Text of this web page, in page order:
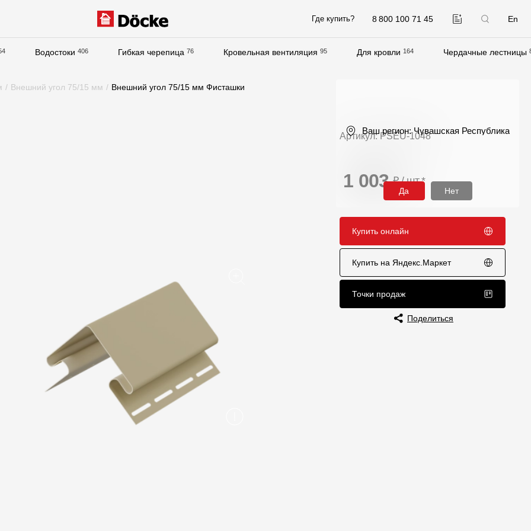
8 800 100 71 45 En
Где купить?
Водостоки 406 Гибкая черепица 76 Кровельная вентиляция 95 Для кровли 164 Чердачные лестницы
Вопрос-ответ/Faq
Статьи
Конструктор
Калькулятор
Цены
Контроль качества кровли
Отправка рекламации
Вакансии
/ Внешний угол 75/15 мм / Внешний угол 75/15 мм Фисташки
Артикул: PSEU-1048
1 003 ₽ / шт*
Купить онлайн
Купить на Яндекс.Маркет
Точки продаж
Поделиться
Ваш регион: Чувашская Республика
Да Нет